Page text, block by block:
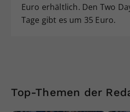
Euro erhältlich. Den Two
Tage gibt es um 35 Euro.
Top-Themen der